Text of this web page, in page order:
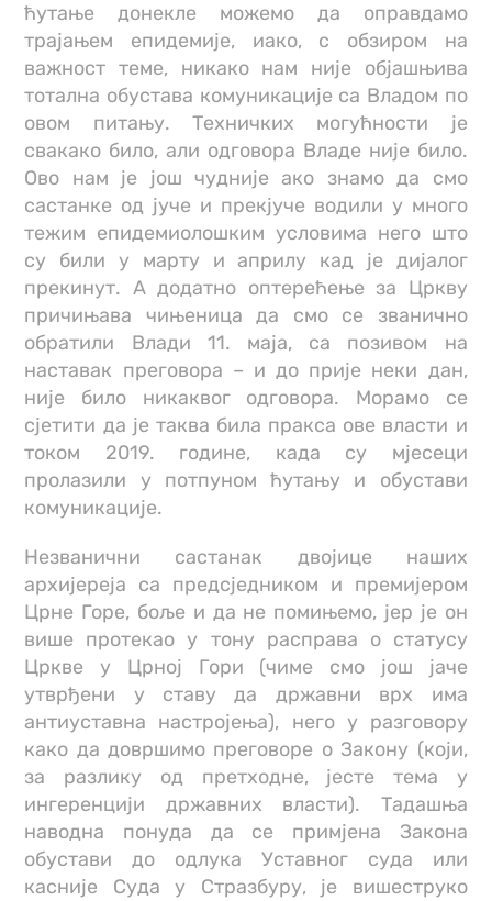
ћутање донекле можемо да оправдамо
трајањем епидемије, иако, с обзиром на
важност теме, никако нам није објашњива
тотална обустава комуникације са Владом по
овом питању. Техничких могућности је
свакако било, али одговора Владе није било.
Ово нам је још чудније ако знамо да смо
састанке од јуче и прекјуче водили у много
тежим епидемиолошким условима него што
су били у марту и априлу кад је дијалог
прекинут. А додатно оптерећење за Цркву
причињава чињеница да смо се званично
обратили Влади 11. маја, са позивом на
наставак преговора – и до прије неки дан,
није било никаквог одговора. Морамо се
сјетити да је таква била пракса ове власти и
током 2019. године, када су мјесеци
пролазили у потпуном ћутању и обустави
комуникације.
Незванични састанак двојице наших
архијереја са предсједником и премијером
Црне Горе, боље и да не помињемо, јер је он
више протекао у тону расправа о статусу
Цркве у Црној Гори (чиме смо још јаче
утврђени у ставу да државни врх има
антиуставна настројења), него у разговору
како да довршимо преговоре о Закону (који,
за разлику од претходне, јесте тема у
ингеренцији државних власти). Тадашња
наводна понуда да се примјена Закона
обустави до одлука Уставног суда или
касније Суда у Стразбуру, је вишеструко